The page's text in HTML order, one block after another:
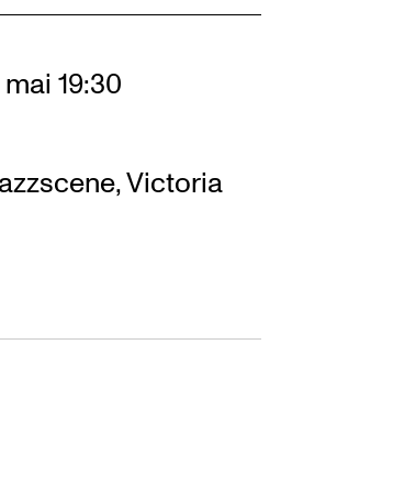
mai 19:30
Victoria